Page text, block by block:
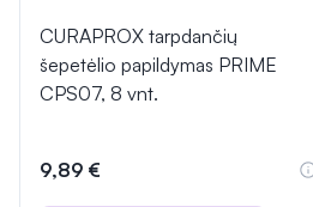
CURAPROX tarpdančių
šepetėlio papildymas PRIME
CPS07, 8 vnt.
9,89 €